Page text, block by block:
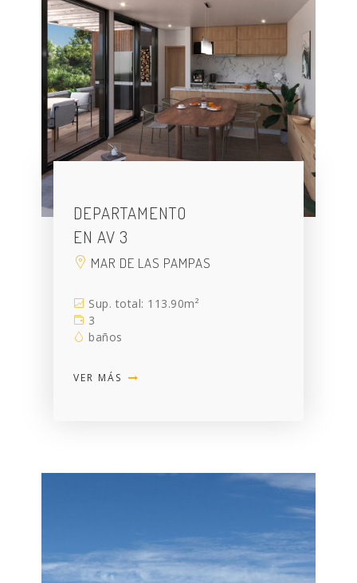
DEPARTAMENTO
EN AV 3
MAR DE LAS PAMPAS
Sup. total: 113.90m²
3
baños
VER MÁS